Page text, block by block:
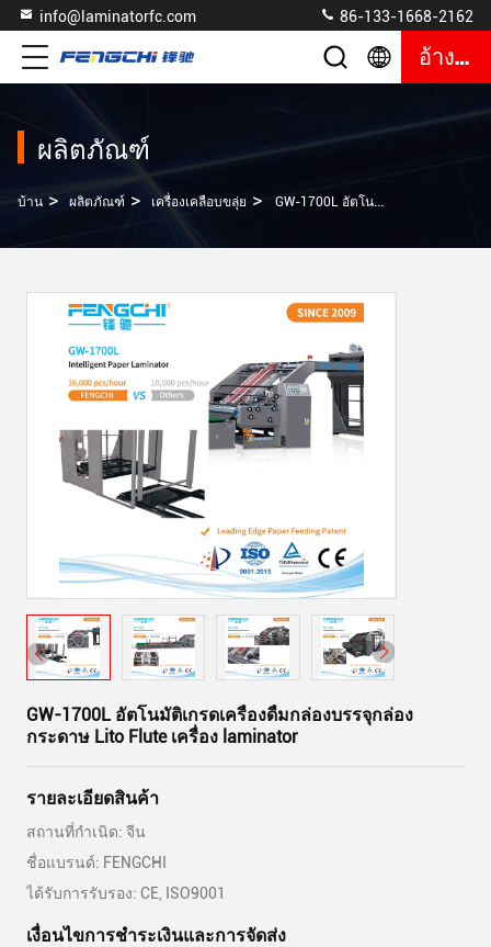
info@laminatorfc.com 86-133-1668-2162
อ้างอิง
ผลิตภัณฑ์
บ้าน > ผลิตภัณฑ์ > เครื่องเคลือบขลุ่ย > GW-1700L อัตโนมัติเกรดเครื่องดื่มกล่องบรรจุกล่องกระดาษ Lito Flute เครื่อง Laminator
GW-1700L อัตโนมัติเกรดเครื่องดื่มกล่องบรรจุกล่อง
กระดาษ Lito Flute เครื่อง laminator
รายละเอียดสินค้า
สถานที่กำเนิด: จีน
ชื่อแบรนด์: FENGCHI
ได้รับการรับรอง: CE, ISO9001
เงื่อนไขการชําระเงินและการจัดส่ง